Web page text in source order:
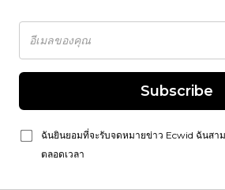
Subscribe
ฉันยินยอมที่จะรับจดหมายข่าว Ecwid ฉันสาม
ตลอดเวลา